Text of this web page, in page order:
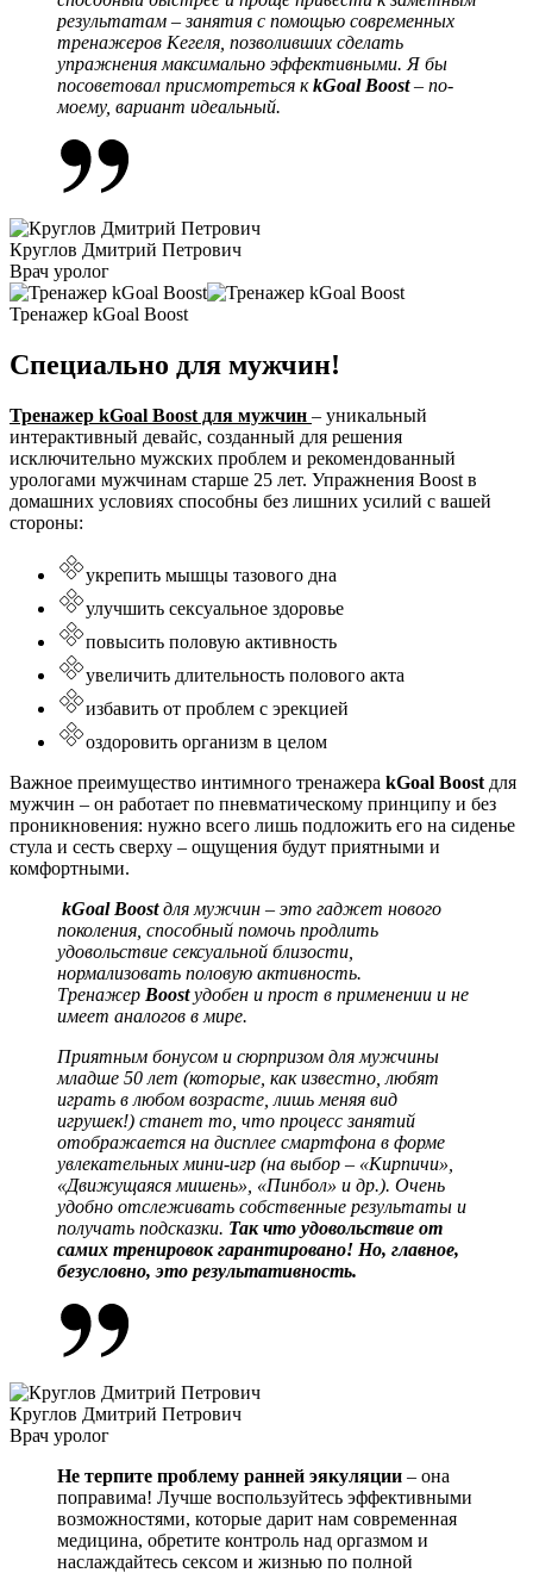
результатам – занятия с помощью современных
тренажеров Кегеля, позволивших сделать
упражнения максимально эффективными. Я бы
посоветовал присмотреться кkGoal Boost– по-
моему, вариант идеальный.
Круглов Дмитрий Петрович
Врач уролог
Тренажер kGoal Boost
Специально для мужчин!
Тренажер kGoal Boost для мужчин – уникальный
интерактивный девайс, созданный для решения
исключительно мужских проблем и рекомендованный
урологами мужчинам старше 25 лет. Упражнения Boost в
домашних условиях способны без лишних усилий с вашей
стороны:
укрепить мышцы тазового дна
улучшить сексуальное здоровье
повысить половую активность
увеличить длительность полового акта
избавить от проблем с эрекцией
оздоровить организм в целом
Важное преимущество интимного тренажера kGoal Boost для
мужчин – он работает по пневматическому принципу и без
проникновения: нужно всего лишь подложить его на сиденье
стула и сесть сверху – ощущения будут приятными и
комфортными.
kGoal Boostдля мужчин – это гаджет нового
поколения, способный помочь продлить
удовольствие сексуальной близости,
нормализовать половую активность.
Тренажер Boostудобен и прост в применении и не
имеет аналогов в мире.
Приятным бонусом и сюрпризом для мужчины
младше 50 лет (которые, как известно, любят
играть в любом возрасте, лишь меняя вид
игрушек!) станет то, что процесс занятий
отображается на дисплее смартфона в форме
увлекательных мини-игр (на выбор – «Кирпичи»,
«Движущаяся мишень», «Пинбол» и др.). Очень
удобно отслеживать собственные результаты и
получать подсказки. Так что удовольствие от
самих тренировок гарантировано! Но, главное,
безусловно, это результативность.
Круглов Дмитрий Петрович
Врач уролог
Не терпите проблему ранней эякуляции – она
поправима! Лучше воспользуйтесь эффективными
возможностями, которые дарит нам современная
медицина, обретите контроль над оргазмом и
наслаждайтесь сексом и жизнью по полной